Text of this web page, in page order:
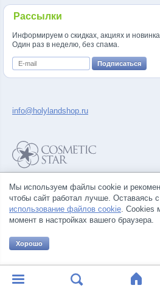
Рассылки
Информируем о скидках, акциях и
Один раз в неделю, без спама.
Правила продажи товаров
Согласие на обработку персональных данных
info@holylandshop.ru
© Все права на товарные знаки принадлежат
Мы используем файлы cookie и
чтобы сайт работал лучше. Оставаясь
использование файлов cookie. Cookies
момент в настройках вашего браузера.
Хорошо